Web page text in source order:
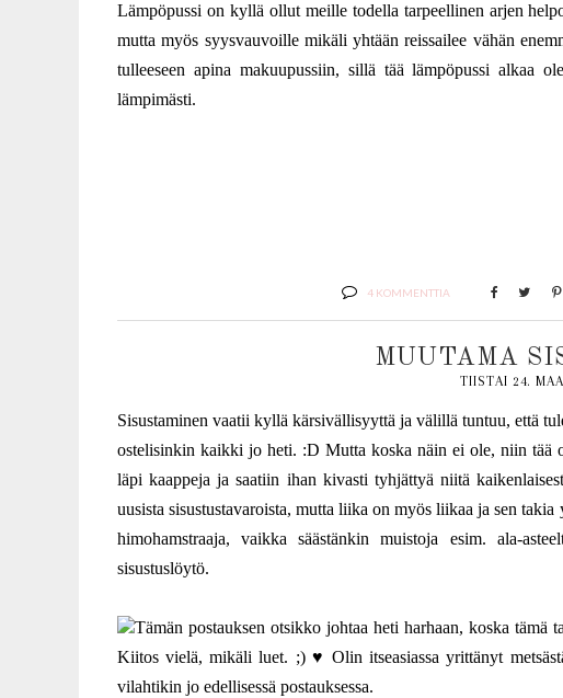
Lämpöpussi on kyllä ollut meille todella tarpeellinen arjen
mutta myös syysvauvoille mikäli yhtään reissailee vähän
tulleeseen apina makuupussiin, sillä tää lämpöpussi alkaa
lämpimästi.
4 KOMMENTTIA
MUUTAMA
TIISTAI 24.
Sisustaminen vaatii kyllä kärsivällisyyttä ja välillä tuntuu, että
ostelisinkin kaikki jo heti. :D Mutta koska näin ei ole, niin tää
läpi kaappeja ja saatiin ihan kivasti tyhjättyä niitä
uusista sisustustavaroista, mutta liika on myös liikaa ja sen
himohamstraaja, vaikka säästänkin muistoja esim. ala-
sisustuslöytö.
Tämän postauksen otsikko johtaa heti harhaan, koska
Kiitos vielä, mikäli luet. ;) ♥ Olin itseasiassa yrittänyt
vilahtikin jo edellisessä postauksessa.